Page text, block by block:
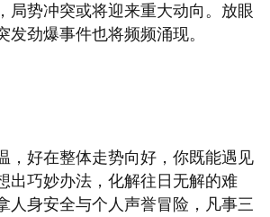
局势冲突或将迎来重大动向。放眼
发劲爆事件也将频频涌现。
，好在整体走势向好，你既能遇见
出巧妙办法，化解往日无解的难
人身安全与个人声誉冒险，凡事三